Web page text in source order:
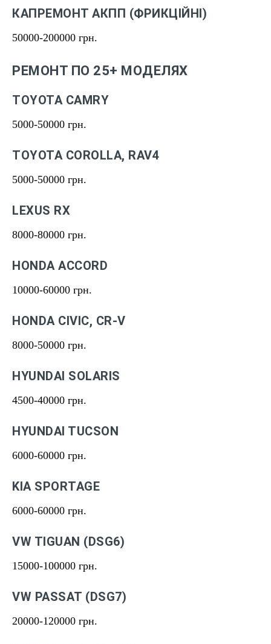
КАПРЕМОНТ АКПП (ФРИКЦІЙНІ)
50000-200000 грн.
РЕМОНТ ПО 25+ МОДЕЛЯХ
TOYOTA CAMRY
5000-50000 грн.
TOYOTA COROLLA, RAV4
5000-50000 грн.
LEXUS RX
8000-80000 грн.
HONDA ACCORD
10000-60000 грн.
HONDA CIVIC, CR-V
8000-50000 грн.
HYUNDAI SOLARIS
4500-40000 грн.
HYUNDAI TUCSON
6000-60000 грн.
KIA SPORTAGE
6000-60000 грн.
VW TIGUAN (DSG6)
15000-100000 грн.
VW PASSAT (DSG7)
20000-120000 грн.